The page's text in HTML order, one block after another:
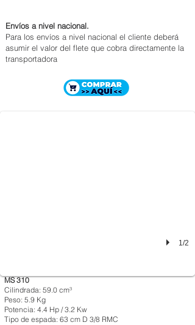
Envíos a nivel nacional.
Para los envíos a nivel nacional el cliente deberá
asumir el valor del flete que cobra directamente la
transportadora
MOTOSIERRA STIHL MS 310
$ 2.262.000
1/2
MS 310
Cilindrada: 59.0 cm³
Peso: 5.9 Kg
Potencia: 4.4 Hp / 3.2 Kw
Tipo de espada: 63 cm D 3/8 RMC